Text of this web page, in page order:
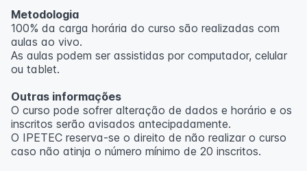
Metodologia
100% da carga horária do curso são realizadas com
aulas ao vivo.
As aulas podem ser assistidas por computador, celular
ou tablet.
Outras informações
O curso pode sofrer alteração de dados e horário e os
inscritos serão avisados ​​antecipadamente.
O IPETEC reserva-se o direito de não realizar o curso
caso não atinja o número mínimo de 20 inscritos.